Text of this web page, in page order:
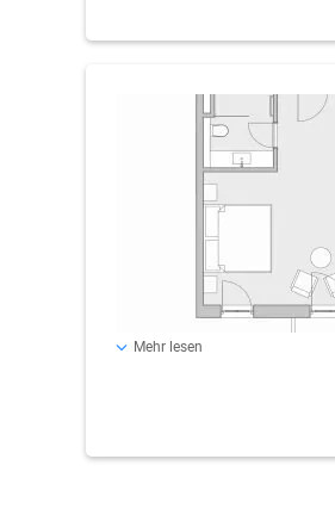
eine Dusche oder eine
Bademäntel und
Mehr lesen